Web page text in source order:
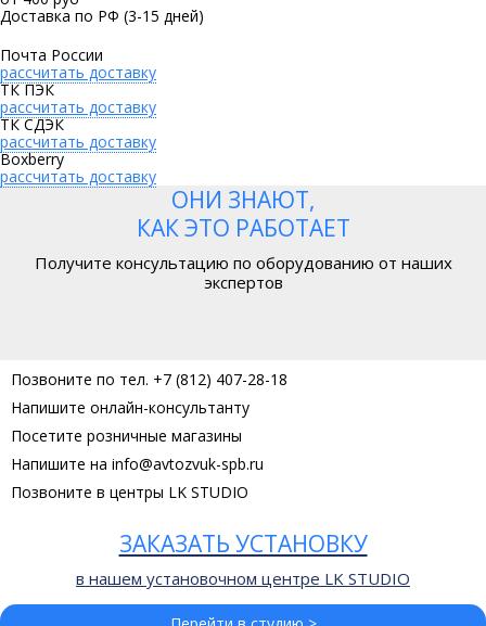
Доставка по РФ (3-15 дней)
Почта России
рассчитать доставку
ТК ПЭК
рассчитать доставку
ТК СДЭК
рассчитать доставку
Boxberry
рассчитать доставку
ОНИ ЗНАЮТ,
КАК ЭТО РАБОТАЕТ
Получите консультацию по оборудованию от наших
экспертов
Позвоните по тел. +7 (812) 407-28-18
Напишите онлайн-консультанту
Посетите розничные магазины
Напишите на info@avtozvuk-spb.ru
Позвоните в центры LK STUDIO
ЗАКАЗАТЬ УСТАНОВКУ
в нашем установочном центре LK STUDIO